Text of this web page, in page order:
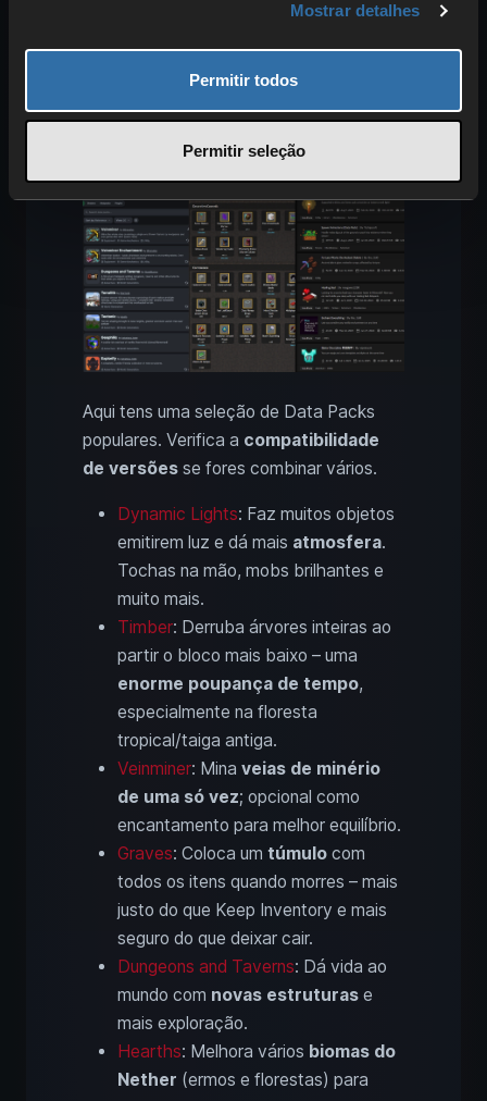
Mostrar detalhes
Permitir todos
Permitir seleção
principais recomendações para o
Aqui tens uma seleção de Data Packs
populares. Verifica a compatibilidade
de versões se fores combinar vários.
Dynamic Lights: Faz muitos objetos
emitirem luz e dá mais atmosfera.
Tochas na mão, mobs brilhantes e
muito mais.
Timber: Derruba árvores inteiras ao
partir o bloco mais baixo – uma
enorme poupança de tempo,
especialmente na floresta
tropical/taiga antiga.
Veinminer: Mina veias de minério
de uma só vez; opcional como
encantamento para melhor equilíbrio.
Graves: Coloca um túmulo com
todos os itens quando morres – mais
justo do que Keep Inventory e mais
seguro do que deixar cair.
Dungeons and Taverns: Dá vida ao
mundo com novas estruturas e
mais exploração.
Hearths: Melhora vários biomas do
Nether (ermos e florestas) para